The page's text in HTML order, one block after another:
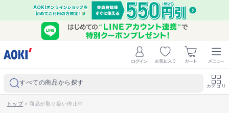
すべての商品から探す カテゴリ
トップ> 商品が取り扱い停止中